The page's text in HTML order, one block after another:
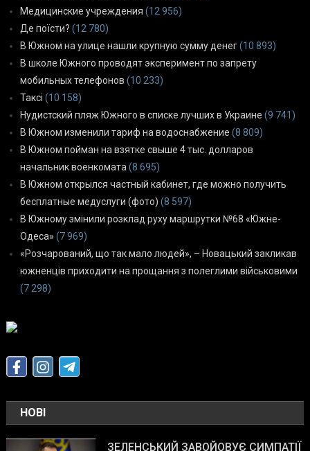
Медицинские учреждения (12 956)
Де поїсти? (12 780)
В Южном на улице нашли крупную сумму денег(10 893)
В школе Южного проводят эксперимент по запрету
мобильных телефонов (10 233)
Таксі (10 158)
Нудистский пляж Южного в списке лучших в Украине (9 741)
В Южном изменили тариф на водоснабжение (8 809)
В Южном пойман на взятке свыше 4 тыс. долларов
начальник военкомата (8 695)
В Южном открылся частный кабинет, где можно получить
бесплатные медуслуги (фото) (8 597)
В Южному змінили розклад руху маршрутки №68 «Южне-
Одеса» (7 969)
«Розчарований, що так мало людей», – Новацький закликав
южненців приходити на прощання з полеглими військовими
(7 298)
НОВІ
ЗЕЛЕНСЬКИЙ ЗАВОЙОВУЄ СИМПАТІЇ